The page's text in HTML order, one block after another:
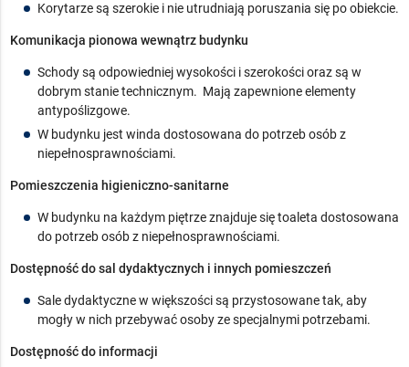
Korytarze są szerokie i nie utrudniają poruszania się po obiekcie.
Komunikacja pionowa wewnątrz budynku
Schody są odpowiedniej wysokości i szerokości oraz są w
dobrym stanie technicznym. Mają zapewnione elementy
antypoślizgowe.
W budynku jest winda dostosowana do potrzeb osób z
niepełnosprawnościami.
Pomieszczenia higieniczno-sanitarne
W budynku na każdym piętrze znajduje się toaleta dostosowana
do potrzeb osób z niepełnosprawnościami.
Dostępność do sal dydaktycznych i innych pomieszczeń
Sale dydaktyczne w większości są przystosowane tak, aby
mogły w nich przebywać osoby ze specjalnymi potrzebami.
Dostępność do informacji